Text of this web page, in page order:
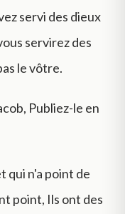
servi des dieux
servirez des
le vôtre.
Publiez-le en
qui n'a point de
point, Ils ont des